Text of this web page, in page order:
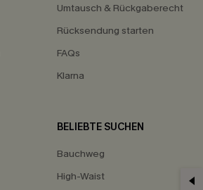
Umtausch & Rückgaberecht
Rücksendung starten
FAQs
Klarna
BELIEBTE SUCHEN
Bauchweg
High-Waist